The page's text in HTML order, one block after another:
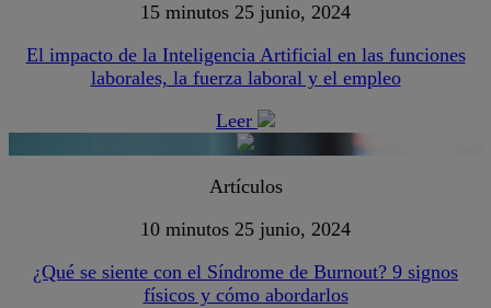
15 minutos 25 junio, 2024
El impacto de la Inteligencia Artificial en las funciones
laborales, la fuerza laboral y el empleo
Leer
Artículos
10 minutos 25 junio, 2024
¿Qué se siente con el Síndrome de Burnout? 9 signos
físicos y cómo abordarlos